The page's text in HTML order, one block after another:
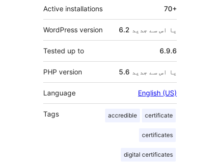
Active installations 70+
WordPress version 6.2 یا اس سے جدید
Tested up to 6.9.6
PHP version 5.6 یا اس سے جدید
Language English (US)
Tags accredible certificate
certificates
digital certificates